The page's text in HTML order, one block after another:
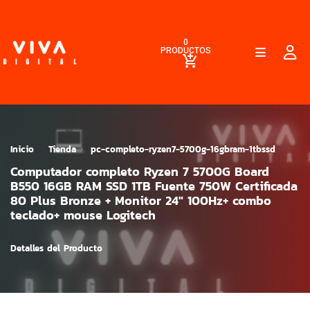
0
PRODUCTOS
Inicio Tienda pc-completo-ryzen7-5700g-16gbram-1tbssd
Computador completo Ryzen 7 5700G Board
B550 16GB RAM SSD 1TB Fuente 750W Certificada
80 Plus Bronze + Monitor 24" 100Hz+ combo
teclado+ mouse Logitech
Detalles del Producto